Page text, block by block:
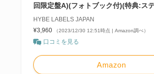
回限定盤A)(フォトブック付)(特典:ス
HYBE LABELS JAPAN
¥3,960
（2023/12/30 12:51時点 | Amazon調べ）
口コミを見る
Amazon